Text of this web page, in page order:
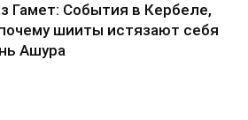
Гамет: События в Кербеле,
шииты истязают себя
Ашура